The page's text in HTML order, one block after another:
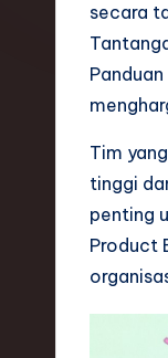
sisecara
Tim
tinggi
penting
Product